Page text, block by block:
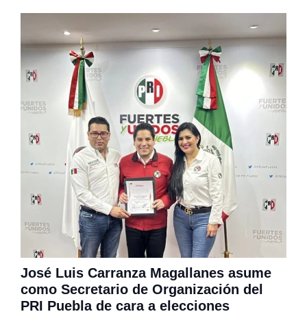
José Luis Carranza Magallanes asume
como Secretario de Organización del
PRI Puebla de cara a elecciones